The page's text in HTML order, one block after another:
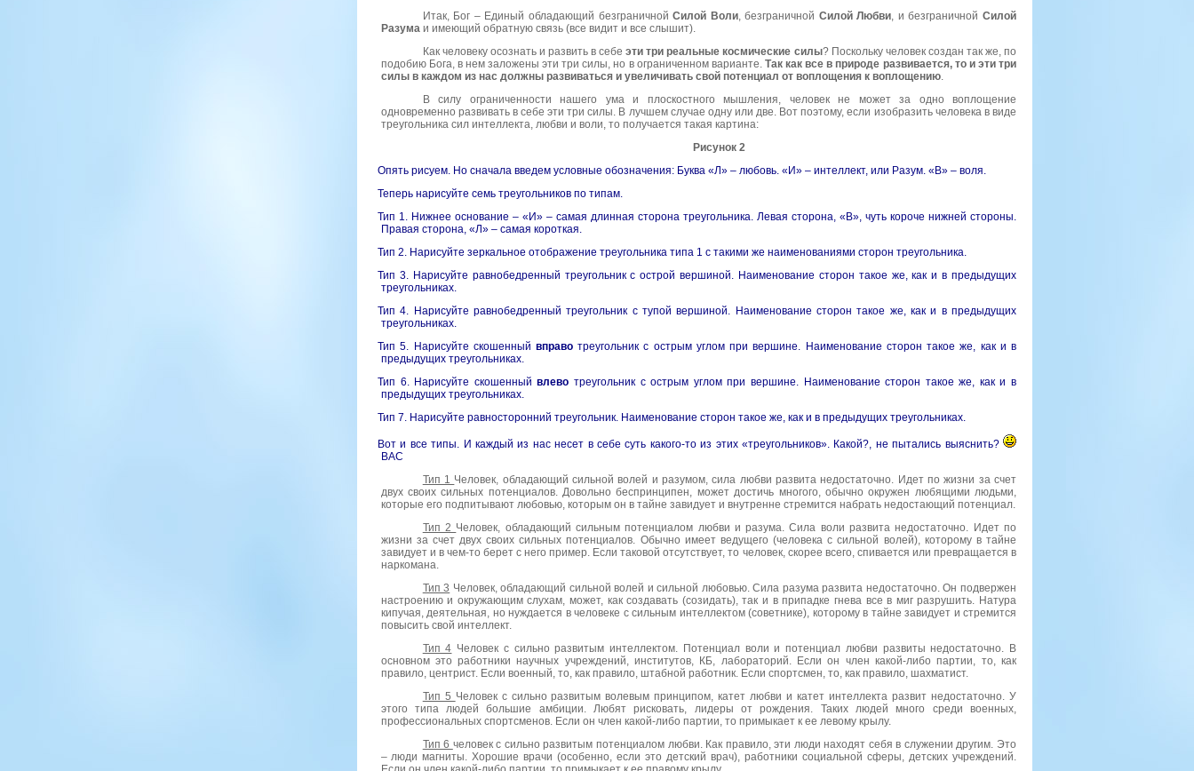
Итак, Бог – Единый обладающий безграничнойСилой Воли, безграничной Силой Любви, и безграничнойСилой
Разумаи имеющий обратную связь (все видит и все слышит).
Как человеку осознать и развить в себеэти три реальные космические силы? Поскольку человек создан так же, по
подобию Бога, в нем заложены эти три силы, но в ограниченном варианте. Так как все в природе развивается, то и эти три
силы в каждом из нас должны развиваться и увеличивать свой потенциал от воплощения к воплощению.
В силу ограниченности нашего ума и плоскостного мышления, человек не может за одно воплощение
одновременно развивать в себе эти три силы. В лучшем случае одну или две. Вот поэтому, если изобразить человека в виде
треугольника сил интеллекта, любви и воли, то получается такая картина:
Рисунок 2
Опять рисуем. Но сначала введем условные обозначения: Буква «Л» – любовь. «И» – интеллект, или Разум. «В» – воля.
Теперь нарисуйте семь треугольников по типам.
Тип 1. Нижнее основание – «И» – самая длинная сторона треугольника. Левая сторона, «В», чуть короче нижней стороны.
Правая сторона, «Л» – самая короткая.
Тип 2. Нарисуйте зеркальное отображение треугольника типа 1 с такими же наименованиями сторон треугольника.
Тип 3. Нарисуйте равнобедренный треугольник с острой вершиной. Наименование сторон такое же, как и в предыдущих
треугольниках.
Тип 4. Нарисуйте равнобедренный треугольник с тупой вершиной. Наименование сторон такое же, как и в предыдущих
треугольниках.
Тип 5. Нарисуйте скошенныйвправо треугольник с острым углом при вершине. Наименование сторон такое же, как и в
предыдущих треугольниках.
Тип 6. Нарисуйте скошенныйвлевотреугольник с острым углом при вершине. Наименование сторон такое же, как и в
предыдущих треугольниках.
Тип 7. Нарисуйте равносторонний треугольник. Наименование сторон такое же, как и в предыдущих треугольниках.
Вот и все типы. И каждый из нас несет в себе суть какого-то из этих «треугольников». Какой?, не пытались выяснить?
ВАС
Тип 1 Человек, обладающий сильной волей и разумом, сила любви развита недостаточно. Идет по жизни за счет
двух своих сильных потенциалов. Довольно беспринципен, может достичь многого, обычно окружен любящими людьми,
которые его подпитывают любовью, которым он в тайне завидует и внутренне стремится набрать недостающий потенциал.
Тип 2 Человек, обладающий сильным потенциалом любви и разума. Сила воли развита недостаточно. Идет по
жизни за счет двух своих сильных потенциалов. Обычно имеет ведущего (человека с сильной волей), которому в тайне
завидует и в чем-то берет с него пример. Если таковой отсутствует, то человек, скорее всего, спивается или превращается в
наркомана.
Тип 3 Человек, обладающий сильной волей и сильной любовью. Сила разума развита недостаточно. Он подвержен
настроению и окружающим слухам, может, как создавать (созидать), так и в припадке гнева все в миг разрушить. Натура
кипучая, деятельная, но нуждается в человеке с сильным интеллектом (советнике), которому в тайне завидует и стремится
повысить свой интеллект.
Тип 4 Человек с сильно развитым интеллектом. Потенциал воли и потенциал любви развиты недостаточно. В
основном это работники научных учреждений, институтов, КБ, лабораторий. Если он член какой-либо партии, то, как
правило, центрист. Если военный, то, как правило, штабной работник. Если спортсмен, то, как правило, шахматист.
Тип 5 Человек с сильно развитым волевым принципом, катет любви и катет интеллекта развит недостаточно. У
этого типа людей большие амбиции. Любят рисковать, лидеры от рождения. Таких людей много среди военных,
профессиональных спортсменов. Если он член какой-либо партии, то примыкает к ее левому крылу.
Тип 6 человек с сильно развитым потенциалом любви. Как правило, эти люди находят себя в служении другим. Это
– люди магниты. Хорошие врачи (особенно, если это детский врач), работники социальной сферы, детских учреждений.